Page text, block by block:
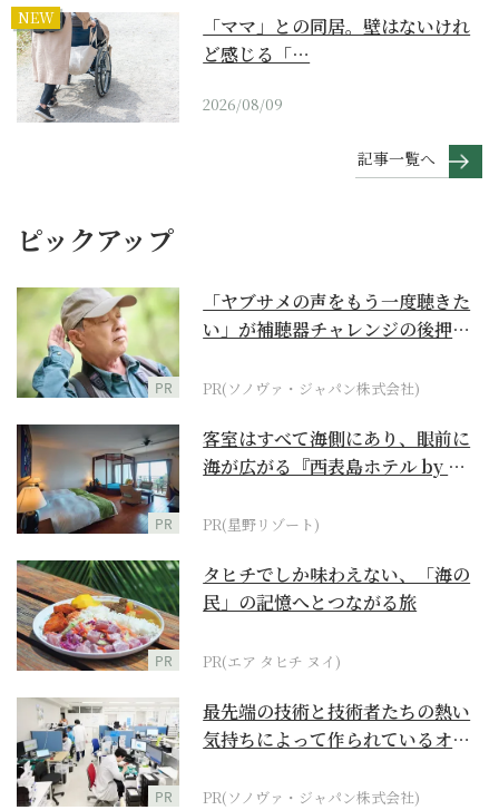
NEW
「ママ」との同居。壁はないけれ
ど感じる「…
2026/08/09
記事一覧へ
ピックアップ
PR
「ヤブサメの声をもう一度聴きた
い」が補聴器チャレンジの後押し
PR(ソノヴァ・ジャパン株式会社)
PR
客室はすべて海側にあり、眼前に
海が広がる『西表島ホテル by 星
PR(星野リゾート)
PR
タヒチでしか味わえない、「海の
民」の記憶へとつながる旅
PR(エア タヒチ ヌイ)
PR
最先端の技術と技術者たちの熱い
気持ちによって作られているオー
PR(ソノヴァ・ジャパン株式会社)